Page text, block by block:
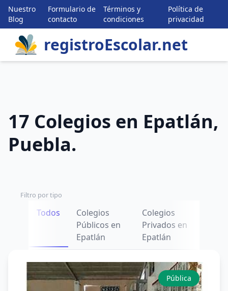
Nuestro
Blog
Formulario de
contacto
Términos y
condiciones
Política de
privacidad
registroEscolar.net
17 Colegios en Epatlán,
Puebla.
Filtro por tipo
Todos
Colegios
Públicos en
Epatlán
Colegios
Privados en
Epatlán
Pública